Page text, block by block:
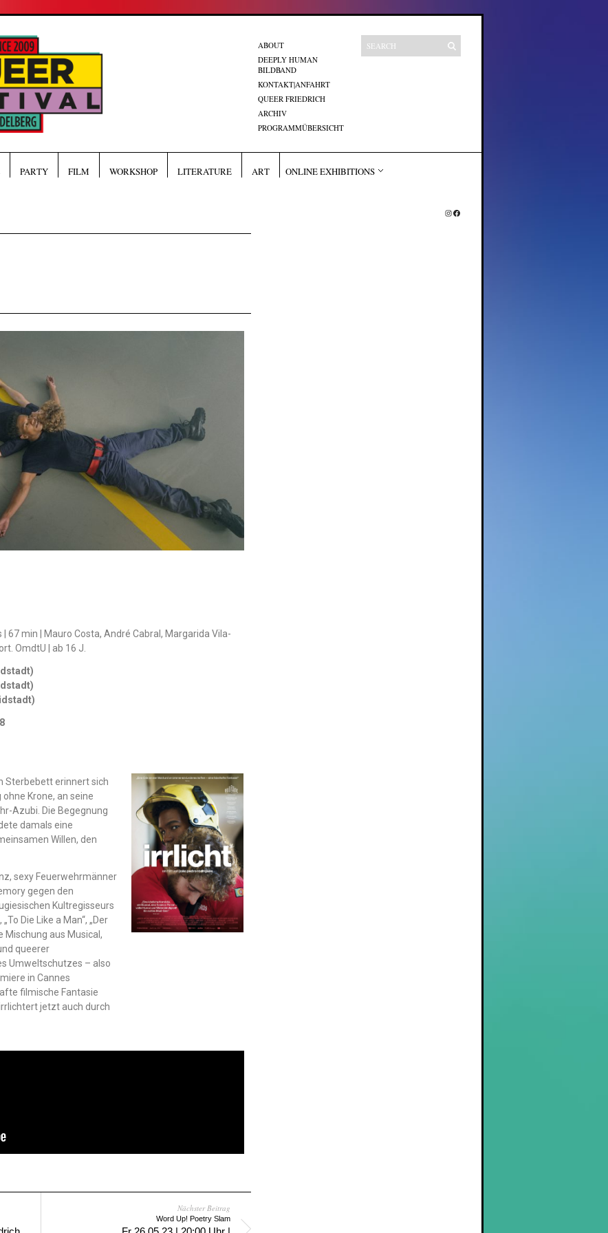
ABOUT
DEEPLY HUMAN
BILDBAND
KONTAKT|ANFAHRT
QUEER FRIEDRICH
ARCHIV
PROGRAMMÜBERSICHT
PARTY FILM WORKSHOP LITERATURE ART ONLINE EXHIBITIONS
| 67 min | Mauro Costa, André Cabral, Margarida Vila-
OmdtU | ab 16 J.
Sterbebett erinnert sich
Krone, an seine
Azubi. Die Begegnung
damals eine
Willen, den
sexy Feuerwehrmänner
gegen den
Kultregisseurs
Die Like a Man“, „Der
Mischung aus Musical,
queerer
Umweltschutzes – also
in Cannes
filmische Fantasie
jetzt auch durch
Nächster Beitrag
Word Up! Poetry Slam